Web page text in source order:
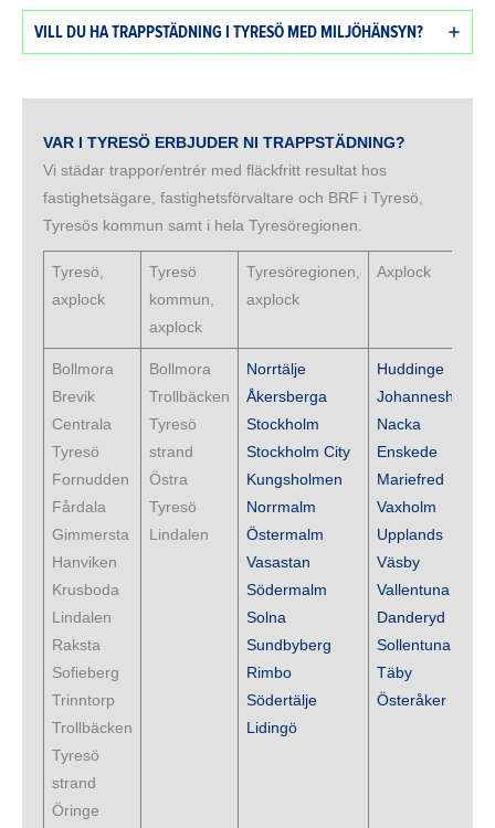
VILL DU HA TRAPPSTÄDNING I TYRESÖ MED MILJÖHÄNSYN?
VAR I TYRESÖ ERBJUDER NI TRAPPSTÄDNING?
Vi städar trappor/entrér med fläckfritt resultat hos
fastighetsägare, fastighetsförvaltare och BRF i Tyresö,
Tyresös kommun samt i hela Tyresöregionen.
Tyresö,
axplock
Tyresö
kommun,
axplock
Tyresöregionen,
axplock
Axplock
Bollmora
Brevik
Centrala
Tyresö
Fornudden
Fårdala
Gimmersta
Hanviken
Krusboda
Lindalen
Raksta
Sofieberg
Trinntorp
Trollbäcken
Tyresö
strand
Öringe
Bollmora
Trollbäcken
Tyresö
strand
Östra
Tyresö
Lindalen
Norrtälje
Åkersberga
Stockholm
Stockholm City
Kungsholmen
Norrmalm
Östermalm
Vasastan
Södermalm
Solna
Sundbyberg
Rimbo
Södertälje
Lidingö
Huddinge
Johanneshov
Nacka
Enskede
Mariefred
Vaxholm
Upplands
Väsby
Vallentuna
Danderyd
Sollentuna
Täby
Österåker